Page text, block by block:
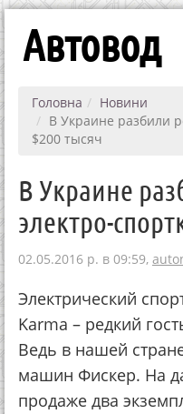
Автовод
Головна
Новини
В Украине разбили
$200 тысяч
В Украине
электро-
02.05.2016 р. в 09:59,
Электрический
Karma – редкий
Ведь в нашей
машин Фискер. На
продаже два